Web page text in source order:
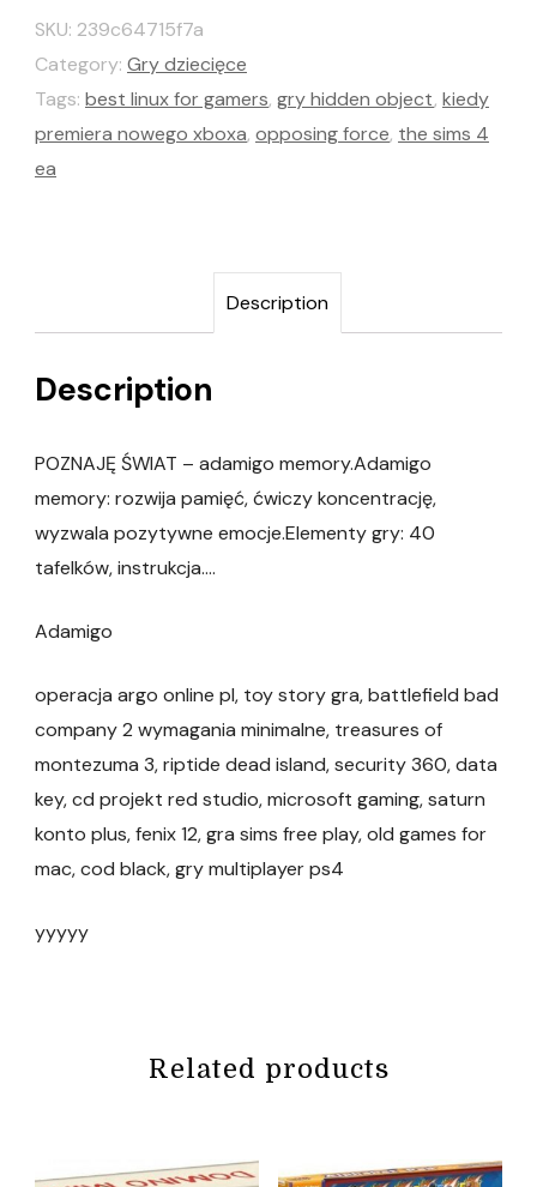
SKU: 239c64715f7a
Category: Gry dziecięce
Tags: best linux for gamers, gry hidden object, kiedy
premiera nowego xboxa, opposing force, the sims 4
ea
Description
Description
POZNAJĘ ŚWIAT – adamigo memory.Adamigo
memory: rozwija pamięć, ćwiczy koncentrację,
wyzwala pozytywne emocje.Elementy gry: 40
tafelków, instrukcja….
Adamigo
operacja argo online pl, toy story gra, battlefield bad
company 2 wymagania minimalne, treasures of
montezuma 3, riptide dead island, security 360, data
key, cd projekt red studio, microsoft gaming, saturn
konto plus, fenix 12, gra sims free play, old games for
mac, cod black, gry multiplayer ps4
yyyyy
Related products